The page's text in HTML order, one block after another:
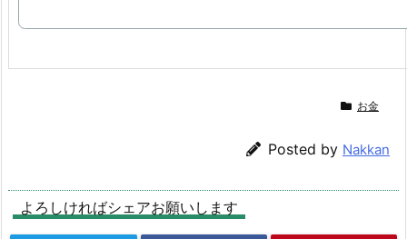
お金
Posted by Nakkan
よろしければシェアお願いします